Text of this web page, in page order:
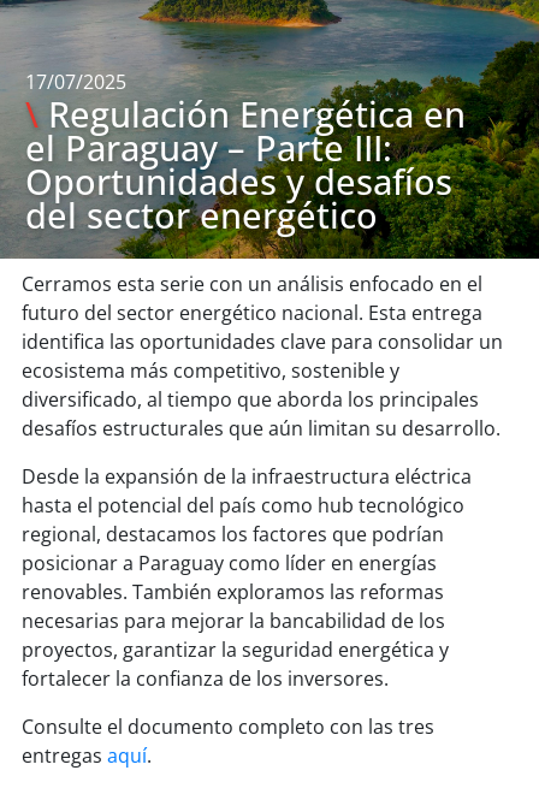
17/07/2025
\ Regulación Energética en
el Paraguay – Parte III:
Oportunidades y desafíos
del sector energético
Cerramos esta serie con un análisis enfocado en el
futuro del sector energético nacional. Esta entrega
identifica las oportunidades clave para consolidar un
ecosistema más competitivo, sostenible y
diversificado, al tiempo que aborda los principales
desafíos estructurales que aún limitan su desarrollo.
Desde la expansión de la infraestructura eléctrica
hasta el potencial del país como hub tecnológico
regional, destacamos los factores que podrían
posicionar a Paraguay como líder en energías
renovables. También exploramos las reformas
necesarias para mejorar la bancabilidad de los
proyectos, garantizar la seguridad energética y
fortalecer la confianza de los inversores.
Consulte el documento completo con las tres
entregas aquí.